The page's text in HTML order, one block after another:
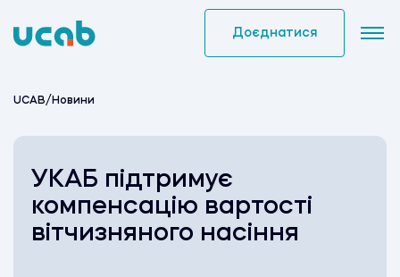
to
Доєднатися
UCAB/ Новини
УКАБ підтримує
компенсацію вартості
вітчизняного насіння